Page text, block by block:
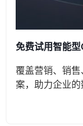
免费试用智能型
覆盖营销、销
案，助力企业的